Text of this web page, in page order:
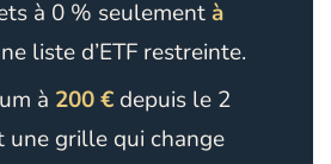
à 0 % seulementà
liste d’ETF restreinte.
à 200 € depuis le 2
une grille qui change